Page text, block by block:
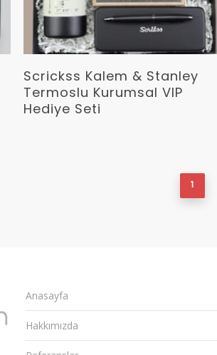
Devamını Oku
Scrickss Kalem & Stanley
Termoslu Kurumsal VIP
Hediye Seti
1
Anasayfa
Hakkımızda